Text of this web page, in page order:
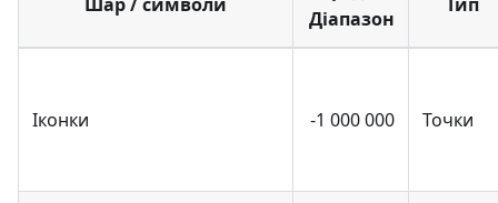
Діапазон
Іконки -1 000 000 Точки